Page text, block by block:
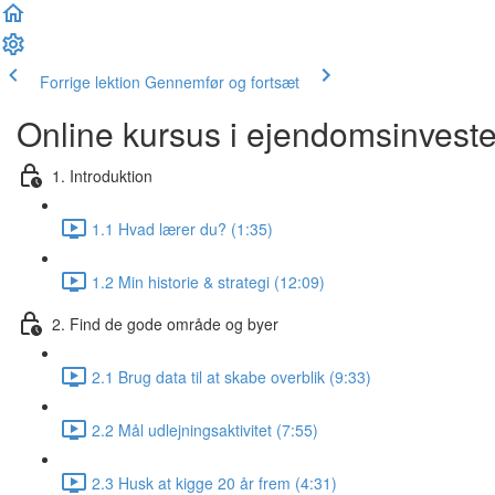
Forrige lektion Gennemfør og fortsæt
Online kursus i
1. Introduktion
1.1 Hvad lærer du? (1:35)
1.2 Min historie & strategi (12:09)
2. Find de gode område og byer
2.1 Brug data til at skabe overblik (9:33)
2.2 Mål udlejningsaktivitet (7:55)
2.3 Husk at kigge 20 år frem (4:31)